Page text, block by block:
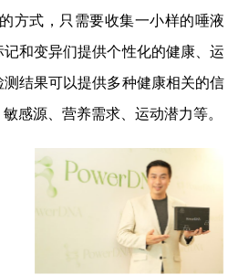
方式，只需要收集一小样的唾液
和变异们提供个性化的健康、运
结果可以提供多种健康相关的信
感源、营养需求、运动潜力等。